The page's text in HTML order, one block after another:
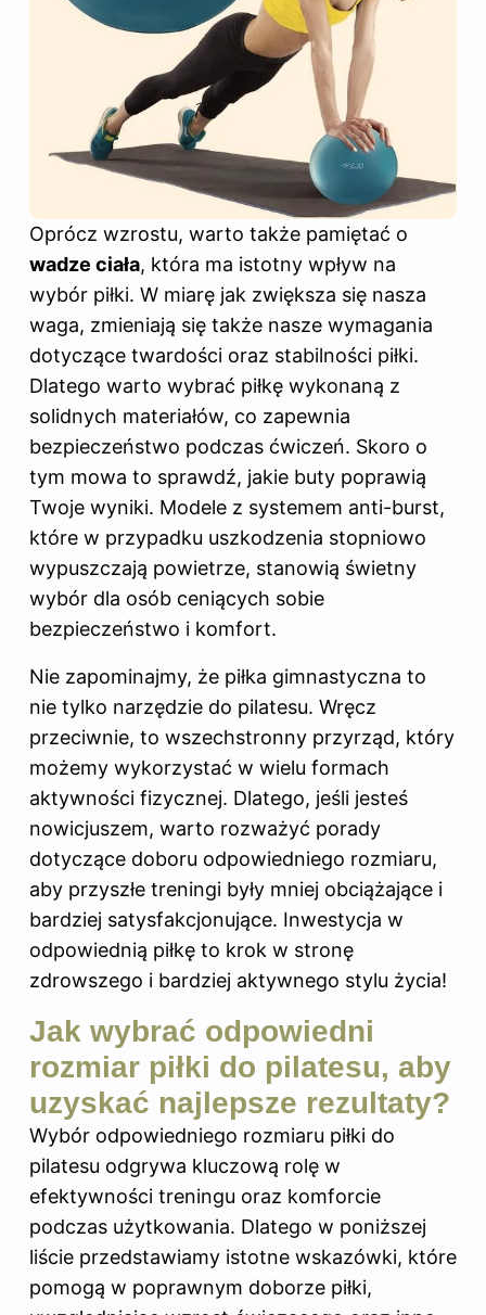
Oprócz wzrostu, warto także pamiętać o
wadze ciała, która ma istotny wpływ na
wybór piłki. W miarę jak zwiększa się nasza
waga, zmieniają się także nasze wymagania
dotyczące twardości oraz stabilności piłki.
Dlatego warto wybrać piłkę wykonaną z
solidnych materiałów, co zapewnia
bezpieczeństwo podczas ćwiczeń. Skoro o
tym mowa to sprawdź, jakie buty poprawią
Twoje wyniki. Modele z systemem anti-burst,
które w przypadku uszkodzenia stopniowo
wypuszczają powietrze, stanowią świetny
wybór dla osób ceniących sobie
bezpieczeństwo i komfort.
Nie zapominajmy, że piłka gimnastyczna to
nie tylko narzędzie do pilatesu. Wręcz
przeciwnie, to wszechstronny przyrząd, który
możemy wykorzystać w wielu formach
aktywności fizycznej. Dlatego, jeśli jesteś
nowicjuszem, warto rozważyć porady
dotyczące doboru odpowiedniego rozmiaru,
aby przyszłe treningi były mniej obciążające i
bardziej satysfakcjonujące. Inwestycja w
odpowiednią piłkę to krok w stronę
zdrowszego i bardziej aktywnego stylu życia!
Jak wybrać odpowiedni
rozmiar piłki do pilatesu, aby
uzyskać najlepsze rezultaty?
Wybór odpowiedniego rozmiaru piłki do
pilatesu odgrywa kluczową rolę w
efektywności treningu oraz komforcie
podczas użytkowania. Dlatego w poniższej
liście przedstawiamy istotne wskazówki, które
pomogą w poprawnym doborze piłki,